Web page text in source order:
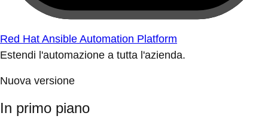
Red Hat Ansible Automation Platform
Estendi l'automazione a tutta l'azienda.
Nuova versione
In primo piano